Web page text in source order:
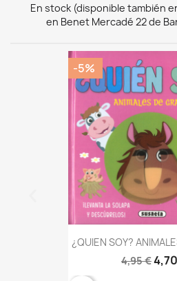
En stock (disponible también
en Benet Mercadé 22 de
¿QUIEN SOY?
4,95 €
-5%